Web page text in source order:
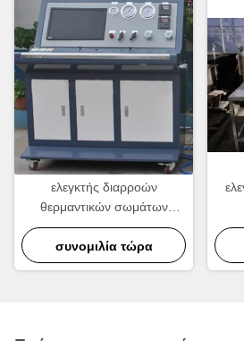
ελεγκτής διαρροών
θερμαντικών σωμάτων
σειράς δοκιμής 380V 6mpa,
μηχανή δοκιμής διαρροής
αέρα
συνομιλία τώρα